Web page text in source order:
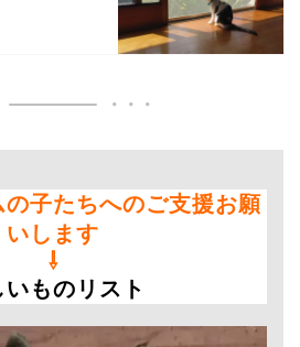
子たちへのご支援お願
いします
⇩
いものリスト